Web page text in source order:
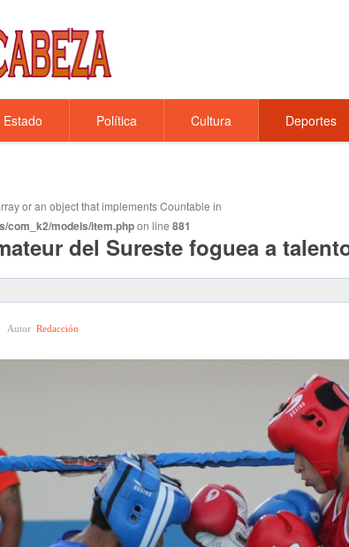
Estado Política Cultura Deportes
or an object that implements Countable in
com_k2/models/item.phpon line 881
del Sureste foguea a
Autor Redacción